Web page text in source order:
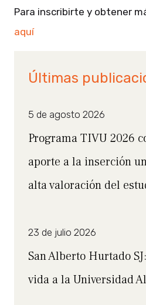
Para inscribirte y obtener
aquí
Últimas
5 de agosto 2026
Programa TIVU 2026
aporte a la inserción
alta valoración del
23 de julio 2026
San Alberto Hurtado
vida a la Universidad